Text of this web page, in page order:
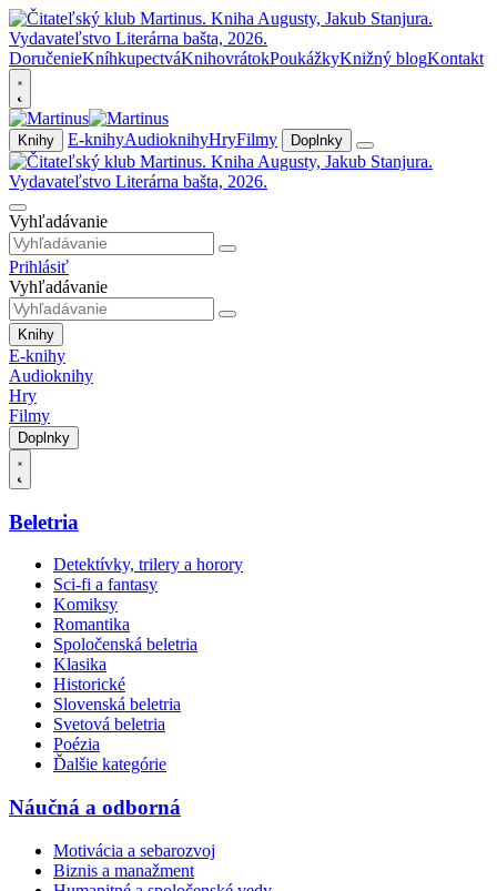
DoručenieKníhkupectváKnihovrátokPoukážkyKnižný blogKontakt
Knihy E-knihyAudioknihyHryFilmy Doplnky
Vyhľadávanie
Prihlásiť
Vyhľadávanie
Knihy
E-knihy
Audioknihy
Hry
Filmy
Doplnky
Beletria
Detektívky, trilery a horory
Sci-fi a fantasy
Komiksy
Romantika
Spoločenská beletria
Klasika
Historické
Slovenská beletria
Svetová beletria
Poézia
Ďalšie kategórie
Náučná a odborná
Motivácia a sebarozvoj
Biznis a manažment